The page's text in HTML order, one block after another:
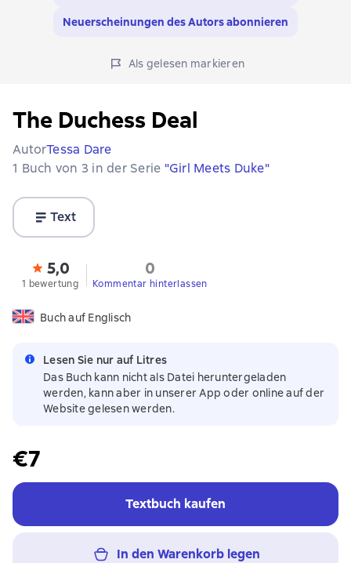
Neuerscheinungen des Autors abonnieren
Als gelesen markieren
The Duchess Deal
AutorTessa Dare
1 Buch von 3 in der Serie "Girl Meets Duke"
Text
5,0
1 bewertung
0
Kommentar hinterlassen
Buch auf Englisch
Lesen Sie nur auf Litres
Das Buch kann nicht als Datei heruntergeladen
werden, kann aber in unserer App oder online auf der
Website gelesen werden.
€7
Textbuch kaufen
In den Warenkorb legen